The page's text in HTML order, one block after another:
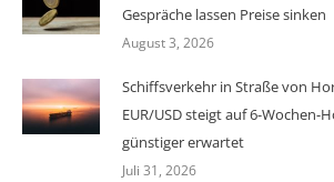
Gespräche lassen Preise sinken
August 3, 2026
Schiffsverkehr in Straße von
EUR/USD steigt auf 6-Wochen-
günstiger erwartet
Juli 31, 2026